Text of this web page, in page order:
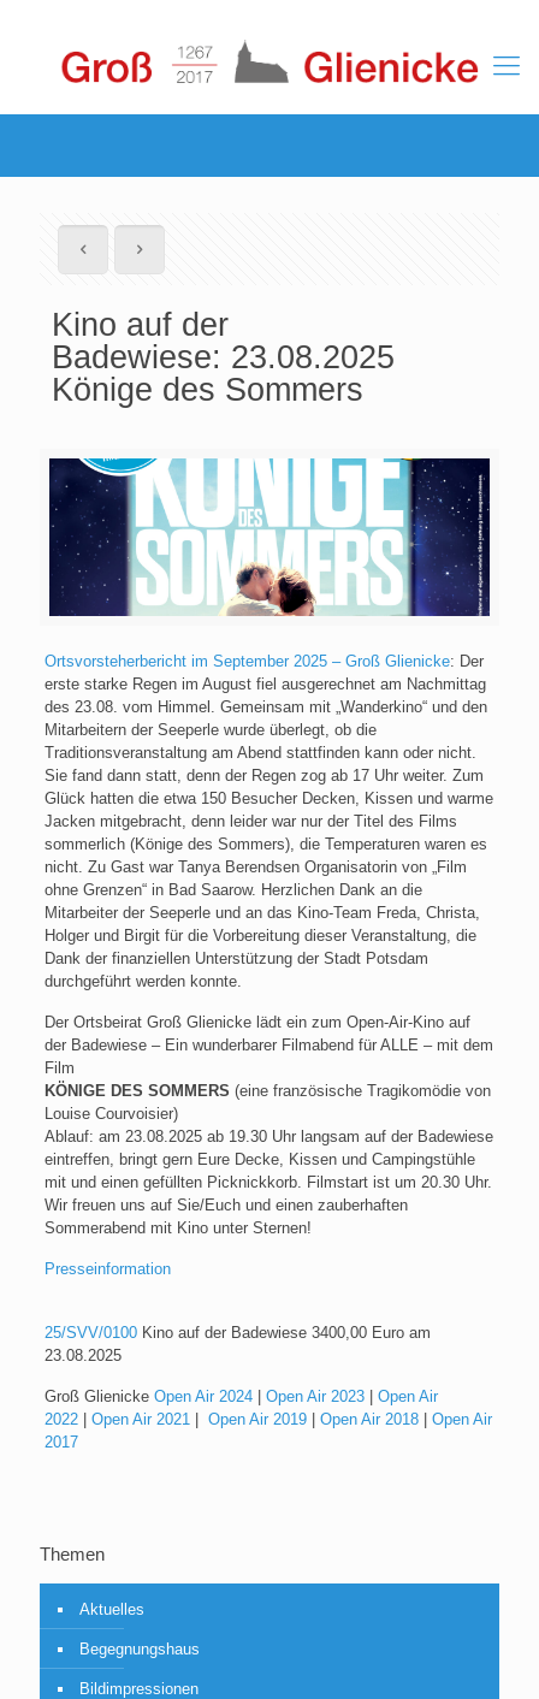
Kino auf der
Badewiese: 23.08.2025
Könige des Sommers
Ortsvorsteherbericht im September 2025 – Groß Glienicke: Der
erste starke Regen im August fiel ausgerechnet am Nachmittag
des 23.08. vom Himmel. Gemeinsam mit „Wanderkino“ und den
Mitarbeitern der Seeperle wurde überlegt, ob die
Traditionsveranstaltung am Abend stattfinden kann oder nicht.
Sie fand dann statt, denn der Regen zog ab 17 Uhr weiter. Zum
Glück hatten die etwa 150 Besucher Decken, Kissen und warme
Jacken mitgebracht, denn leider war nur der Titel des Films
sommerlich (Könige des Sommers), die Temperaturen waren es
nicht. Zu Gast war Tanya Berendsen Organisatorin von „Film
ohne Grenzen“ in Bad Saarow. Herzlichen Dank an die
Mitarbeiter der Seeperle und an das Kino-Team Freda, Christa,
Holger und Birgit für die Vorbereitung dieser Veranstaltung, die
Dank der finanziellen Unterstützung der Stadt Potsdam
durchgeführt werden konnte.
Der Ortsbeirat Groß Glienicke lädt ein zum Open-Air-Kino auf
der Badewiese – Ein wunderbarer Filmabend für ALLE – mit dem
Film
KÖNIGE DES SOMMERS (eine französische Tragikomödie von
Louise Courvoisier)
Ablauf: am 23.08.2025 ab 19.30 Uhr langsam auf der Badewiese
eintreffen, bringt gern Eure Decke, Kissen und Campingstühle
mit und einen gefüllten Picknickkorb. Filmstart ist um 20.30 Uhr.
Wir freuen uns auf Sie/Euch und einen zauberhaften
Sommerabend mit Kino unter Sternen!
Presseinformation
25/SVV/0100Kino auf der Badewiese 3400,00 Euro am
23.08.2025
Groß Glienicke Open Air 2024| Open Air 2023| Open Air
2022| Open Air 2021| Open Air 2019| Open Air 2018| Open Air
2017
Themen
Aktuelles
Begegnungshaus
Bildimpressionen